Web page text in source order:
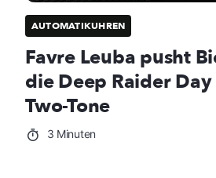
AUTOMATIKUHREN
Favre Leuba pusht
die Deep Raider
Two-Tone
3 Minuten